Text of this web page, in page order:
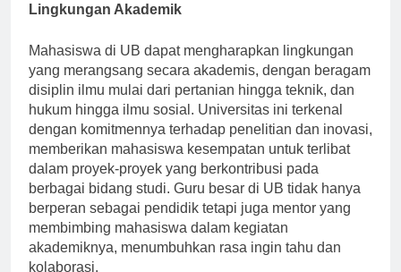
Lingkungan Akademik
Mahasiswa di UB dapat mengharapkan lingkungan
yang merangsang secara akademis, dengan beragam
disiplin ilmu mulai dari pertanian hingga teknik, dan
hukum hingga ilmu sosial. Universitas ini terkenal
dengan komitmennya terhadap penelitian dan inovasi,
memberikan mahasiswa kesempatan untuk terlibat
dalam proyek-proyek yang berkontribusi pada
berbagai bidang studi. Guru besar di UB tidak hanya
berperan sebagai pendidik tetapi juga mentor yang
membimbing mahasiswa dalam kegiatan
akademiknya, menumbuhkan rasa ingin tahu dan
kolaborasi.